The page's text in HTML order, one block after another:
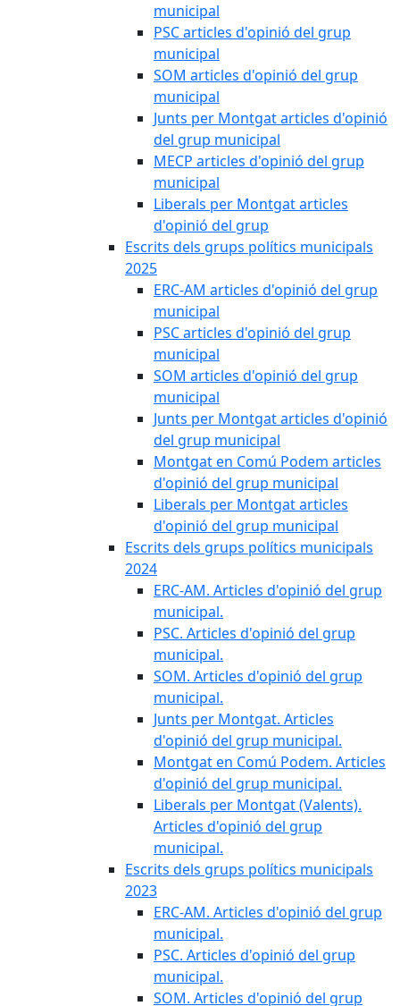
municipal
PSC articles d'opinió del grup
municipal
SOM articles d'opinió del grup
municipal
Junts per Montgat articles d'opinió
del grup municipal
MECP articles d'opinió del grup
municipal
Liberals per Montgat articles
d'opinió del grup
Escrits dels grups polítics municipals
2025
ERC-AM articles d'opinió del grup
municipal
PSC articles d'opinió del grup
municipal
SOM articles d'opinió del grup
municipal
Junts per Montgat articles d'opinió
del grup municipal
Montgat en Comú Podem articles
d'opinió del grup municipal
Liberals per Montgat articles
d'opinió del grup municipal
Escrits dels grups polítics municipals
2024
ERC-AM. Articles d'opinió del grup
municipal.
PSC. Articles d'opinió del grup
municipal.
SOM. Articles d'opinió del grup
municipal.
Junts per Montgat. Articles
d'opinió del grup municipal.
Montgat en Comú Podem. Articles
d'opinió del grup municipal.
Liberals per Montgat (Valents).
Articles d'opinió del grup
municipal.
Escrits dels grups polítics municipals
2023
ERC-AM. Articles d'opinió del grup
municipal.
PSC. Articles d'opinió del grup
municipal.
SOM. Articles d'opinió del grup